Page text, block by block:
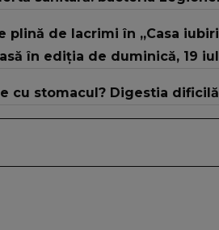
plină de lacrimi în „Casa
în ediția de duminică, 19
cu stomacul? Digestia